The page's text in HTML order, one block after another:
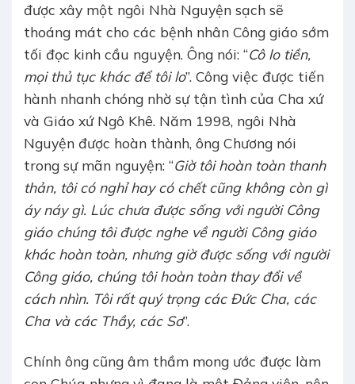
được xây một ngôi Nhà Nguyện sạch sẽ
thoáng mát cho các bệnh nhân Công giáo sớm
tối đọc kinh cầu nguyện. Ông nói: “Cô lo tiền,
mọi thủ tục khác để tôi lo”. Công việc được tiến
hành nhanh chóng nhờ sự tận tình của Cha xứ
và Giáo xứ Ngô Khê. Năm 1998, ngôi Nhà
Nguyện được hoàn thành, ông Chương nói
trong sự mãn nguyện: “Giờ tôi hoàn toàn thanh
thản, tôi có nghỉ hay có chết cũng không còn gì
áy náy gì. Lúc chưa được sống với người Công
giáo chúng tôi được nghe về người Công giáo
khác hoàn toàn, nhưng giờ được sống với người
Công giáo, chúng tôi hoàn toàn thay đổi về
cách nhìn. Tôi rất quý trọng các Đức Cha, các
Cha và các Thầy, các Sơ”.
Chính ông cũng âm thầm mong ước được làm